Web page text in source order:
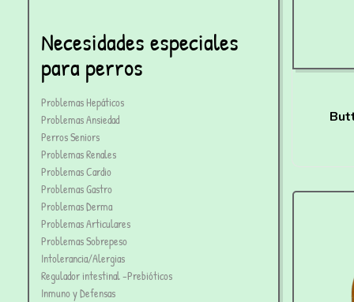
Necesidades especiales
para perros
Problemas Hepáticos
Problemas Ansiedad
Perros Seniors
Problemas Renales
Problemas Cardio
Problemas Gastro
Problemas Derma
Problemas Articulares
Problemas Sobrepeso
Intolerancia/Alergias
Regulador intestinal -Prebióticos
Inmuno y Defensas